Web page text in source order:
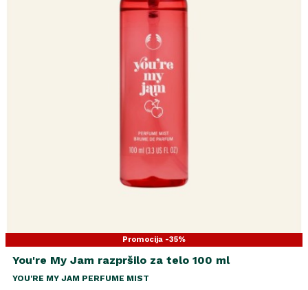
Promocija -35%
You're My Jam razpršilo za telo 100 ml
YOU'RE MY JAM PERFUME MIST